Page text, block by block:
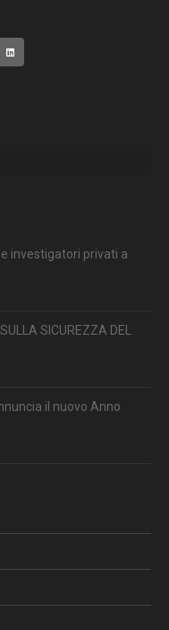
investigatori privati a
SICUREZZA DEL
il nuovo Anno